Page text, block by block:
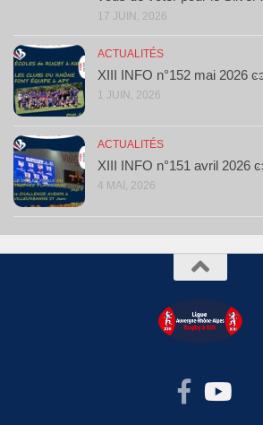
17 JUIN, 2026
ACTUALITÉS
XIII INFO n°152 mai 2026
1 JUIN, 2026
ACTUALITÉS
XIII INFO n°151 avril 2026
4 MAI, 2026